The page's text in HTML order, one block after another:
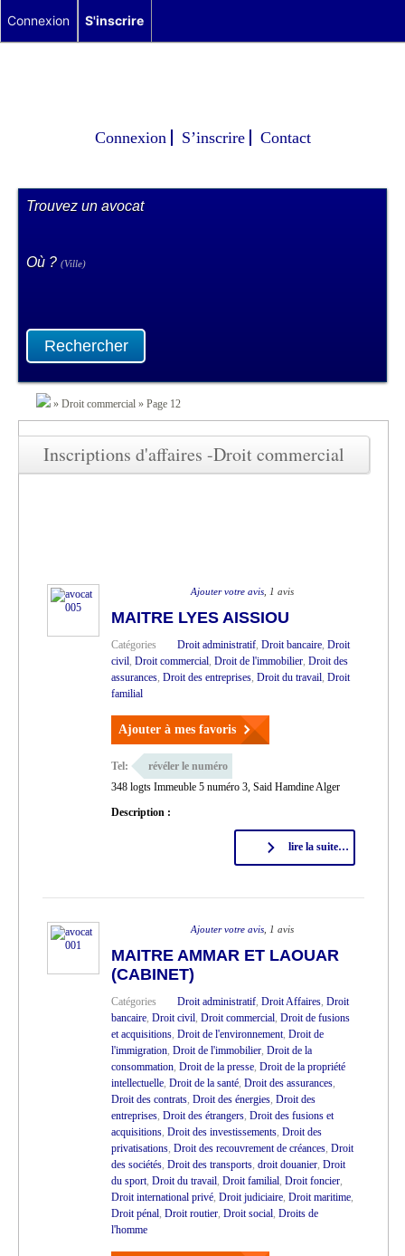
Connexion S’inscrire Contact
Trouvez un avocat
Où ? (Ville)
Rechercher
» Droit commercial » Page 12
Inscriptions d'affaires -Droit commercial
Ajouter votre avis , 1 avis
MAITRE LYES AISSIOU
Catégories Droit administratif, Droit bancaire, Droit
civil, Droit commercial, Droit de l'immobilier, Droit des
assurances, Droit des entreprises, Droit du travail, Droit
familial
Ajouter à mes favoris
Tel:
révéler le numéro
348 logts Immeuble 5 numéro 3, Said Hamdine Alger
Description :
lire la suite…
Ajouter votre avis , 1 avis
MAITRE AMMAR ET LAOUAR
(CABINET)
Catégories Droit administratif, Droit Affaires, Droit
bancaire, Droit civil, Droit commercial, Droit de fusions
et acquisitions, Droit de l'environnement, Droit de
l'immigration, Droit de l'immobilier, Droit de la
consommation, Droit de la presse, Droit de la propriété
intellectuelle, Droit de la santé, Droit des assurances,
Droit des contrats, Droit des énergies, Droit des
entreprises, Droit des étrangers, Droit des fusions et
acquisitions, Droit des investissements, Droit des
privatisations, Droit des recouvrement de créances, Droit
des sociétés, Droit des transports, droit douanier, Droit
du sport, Droit du travail, Droit familial, Droit foncier,
Droit international privé, Droit judiciaire, Droit maritime,
Droit pénal, Droit routier, Droit social, Droits de
l'homme
Connexion S'inscrire